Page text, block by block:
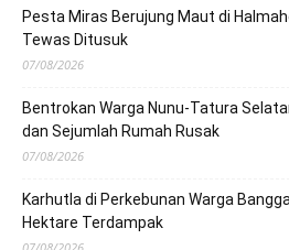
Pesta Miras Berujung Maut di
Tewas Ditusuk
07/08/2026
Bentrokan Warga Nunu-Tatura
dan Sejumlah Rumah Rusak
07/08/2026
Karhutla di Perkebunan Warga
Hektare Terdampak